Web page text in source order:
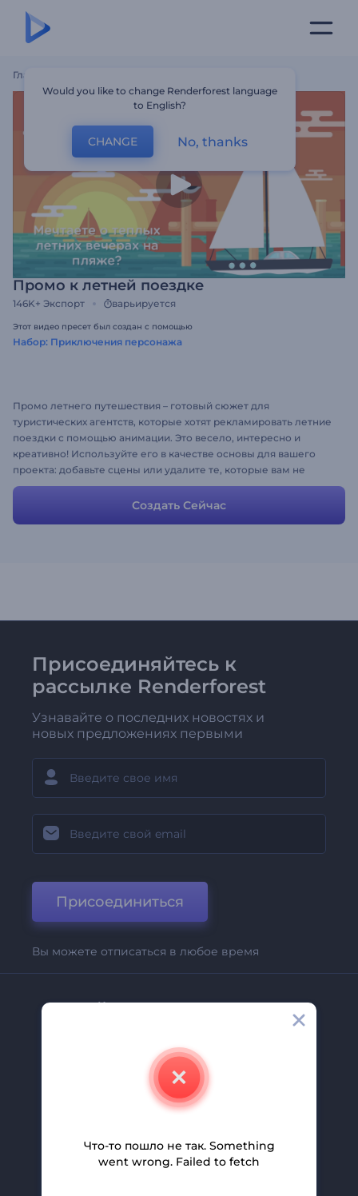
Главная
Промо к летней поездке
146K+ Экспорт варьируется
Этот видео пресет был создан с помощью
Набор: Приключения персонажа
Промо летнего путешествия – готовый сюжет для
туристических агентств, которые хотят рекламировать летние
поездки с помощью анимации. Это весело, интересно и
креативно! Используйте его в качестве основы для вашего
проекта: добавьте сцены или удалите те, которые вам не
нужны, введите текст, загрузите свою собственную музыку
или закадровый голос. Веселитесь! :) Просто загрузите
собственные изображения, добавьте музыку, измените текст
Создать Сейчас
Присоединяйтесь к
рассылке Renderforest
Узнавайте о последних новостях и
новых предложениях первыми
Присоединиться
Вы можете отписаться в любое время
Компания
Свяжитесь С Нами
Помощь И Поддержка
Партнерская Программа
Политика Конфиденциальности
Would you like to change Renderforest language
to English?
CHANGE No, thanks
Что-то пошло не так. Something
went wrong. Failed to fetch